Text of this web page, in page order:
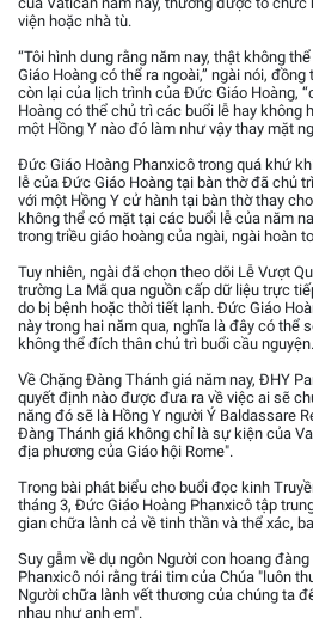
viện hoặc nhà tù.
“Tôi hình dung rằng năm nay, thật không
Giáo Hoàng có thể ra ngoài,” ngài nói,
còn lại của lịch trình của Đức Giáo Hoàng,
Hoàng có thể chủ trì các buổi lễ hay không
một Hồng Y nào đó làm như vậy thay mặt
Đức Giáo Hoàng Phanxicô trong quá khứ
lễ của Đức Giáo Hoàng tại bàn thờ đã chủ
với một Hồng Y cử hành tại bàn thờ thay
không thể có mặt tại các buổi lễ của năm
trong triều giáo hoàng của ngài, ngài hoàn
Tuy nhiên, ngài đã chọn theo dõi Lễ Vượt
trường La Mã qua nguồn cấp dữ liệu trực
do bị bệnh hoặc thời tiết lạnh. Đức Giáo
này trong hai năm qua, nghĩa là đây có thể
không thể đích thân chủ trì buổi cầu nguyện.
Về Chặng Đàng Thánh giá năm nay, ĐHY
quyết định nào được đưa ra về việc ai sẽ
năng đó sẽ là Hồng Y người Ý Baldassare
Đàng Thánh giá không chỉ là sự kiện của
địa phương của Giáo hội Rome".
Trong bài phát biểu cho buổi đọc kinh
tháng 3, Đức Giáo Hoàng Phanxicô tập
gian chữa lành cả về tinh thần và thể xác,
Suy gẫm về dụ ngôn Người con hoang
Phanxicô nói rằng trái tim của Chúa "luôn
Người chữa lành vết thương của chúng ta
nhau như anh em".